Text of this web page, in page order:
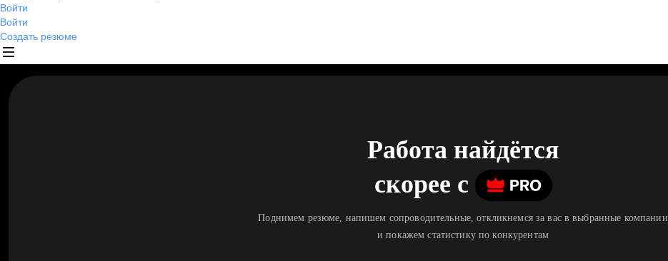
Войти
Войти
Создать резюме
Работа найдётся
скорее c
Поднимем резюме, напишем сопроводительные, откликнемся за вас в выбранные компании
и покажем статистику по конкурентам